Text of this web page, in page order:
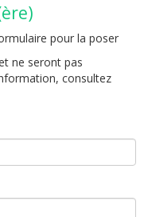
pour la poser
ne seront pas
consultez